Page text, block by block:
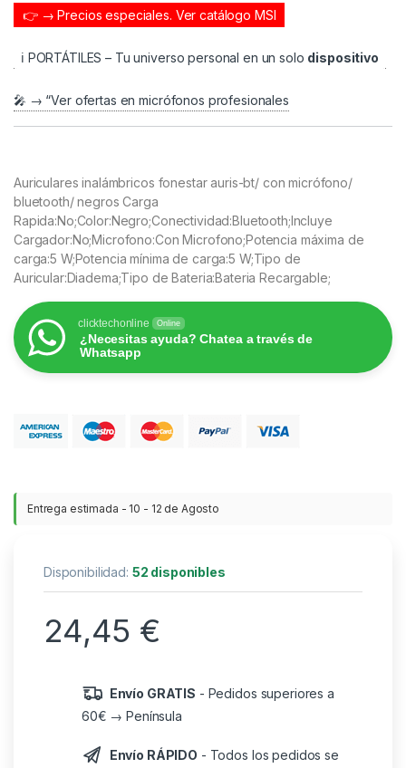
👉 → Precios especiales. Ver catálogo MSI
ℹ️ PORTÁTILES – Tu universo personal en un solo dispositivo
🎤 → “Ver ofertas en micrófonos profesionales
Auriculares inalámbricos fonestar auris-bt/ con micrófono/
bluetooth/ negros Carga
Rapida:No;Color:Negro;Conectividad:Bluetooth;Incluye
Cargador:No;Microfono:Con Microfono;Potencia máxima de
carga:5 W;Potencia mínima de carga:5 W;Tipo de
Auricular:Diadema;Tipo de Bateria:Bateria Recargable;
clicktechonline Online
¿Necesitas ayuda? Chatea a través de
Whatsapp
Entrega estimada - 10 - 12 de Agosto
Disponibilidad: 52 disponibles
24,45 €
Envío GRATIS - Pedidos superiores a
60€ → Península
Envío RÁPIDO - Todos los pedidos se